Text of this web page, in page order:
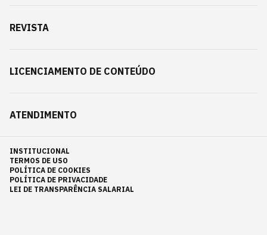
REVISTA
LICENCIAMENTO DE CONTEÚDO
ATENDIMENTO
INSTITUCIONAL
TERMOS DE USO
POLÍTICA DE COOKIES
POLÍTICA DE PRIVACIDADE
LEI DE TRANSPARÊNCIA SALARIAL